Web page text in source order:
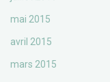
mai 2015
avril 2015
mars 2015